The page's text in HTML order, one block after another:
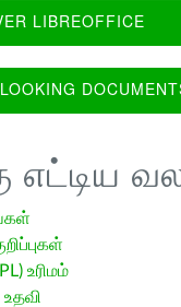
LIBREOFFICE
எட்டிய
உரிமம்